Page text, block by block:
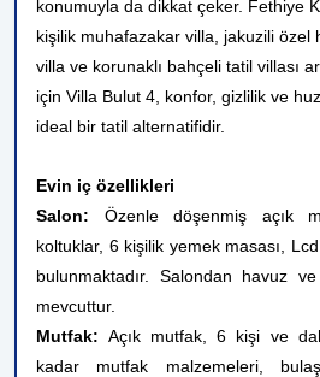
konumuyla da dikkat çeker. Fethiye
kişilik muhafazakar villa, jakuzili özel
villa ve korunaklı bahçeli tatil villası
için Villa Bulut 4, konfor, gizlilik ve
ideal bir tatil alternatifidir.
Evin iç özellikleri
Salon: Özenle döşenmiş açık
koltuklar, 6 kişilik yemek masası, Lcd
bulunmaktadır. Salondan havuz ve
mevcuttur.
Mutfak:Açık mutfak, 6 kişi ve
kadar mutfak malzemeleri,